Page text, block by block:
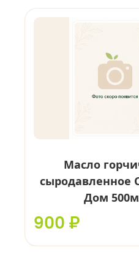
Масло
сыродавленное
Дом
900 ₽